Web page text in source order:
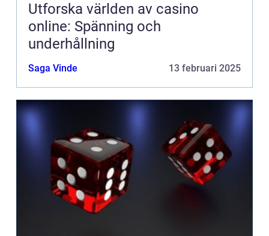
Utforska världen av casino
online: Spänning och
underhållning
Saga Vinde 13 februari 2025